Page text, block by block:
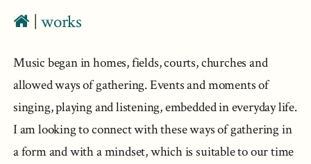
|works
Music began in homes, fields, courts, churches and
allowed ways of gathering. Events and moments of
singing, playing and listening, embedded in everyday life.
I am looking to connect with these ways of gathering in
a form and with a mindset, which is suitable to our time